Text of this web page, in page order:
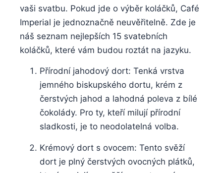
vaši svatbu. Pokud jde o výběr koláčků, Café
Imperial je jednoznačně neuvěřitelně. Zde je
náš seznam nejlepších 15 svatebních
koláčků, které vám budou roztát na jazyku.
Přírodní jahodový dort: Tenká vrstva
jemného biskupského dortu, krém z
čerstvých jahod a lahodná poleva z bílé
čokolády. Pro ty, kteří milují přírodní
sladkosti, je to neodolatelná volba.
Krémový dort s ovocem: Tento svěží
dort je plný čerstvých ovocných plátků,